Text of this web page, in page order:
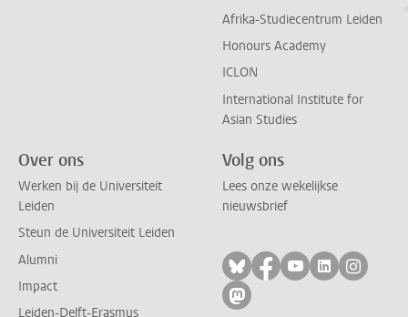
Afrika-Studiecentrum Leiden
Honours Academy
ICLON
International Institute for
Asian Studies
Over ons
Werken bij de Universiteit
Leiden
Steun de Universiteit Leiden
Alumni
Impact
Leiden-Delft-Erasmus
Volg ons
Lees onze wekelijkse
nieuwsbrief
Volg ons op bluesky
Volg ons op
Volg ons op
Volg ons
Volg
Volg ons op mastodon